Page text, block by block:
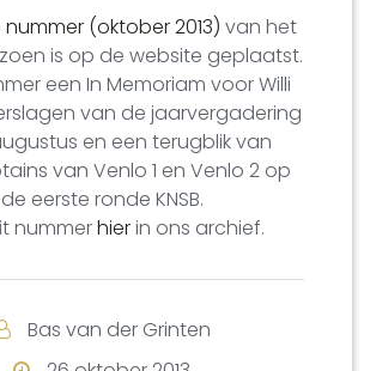
(oktober 2013) van het
is op de website geplaatst.
een In Memoriam voor Willi
van de jaarvergadering
en een terugblik van
van Venlo 1 en Venlo 2 op
de eerste ronde KNSB.
nummerhierin ons archief.
Bas van der Grinten